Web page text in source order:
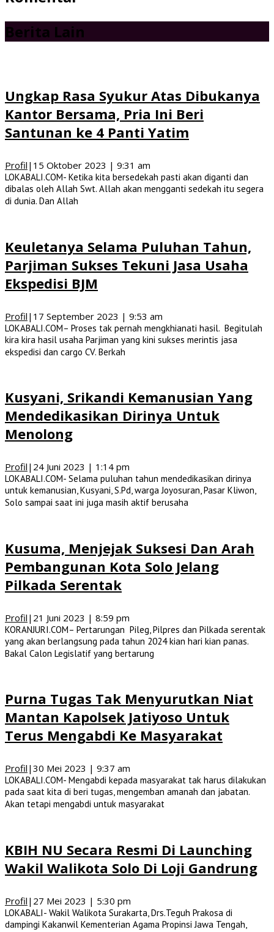
Berita Lain
Ungkap Rasa Syukur Atas Dibukanya
Kantor Bersama, Pria Ini Beri
Santunan ke 4 Panti Yatim
Profil | 15 Oktober 2023 | 9:31 am
LOKABALI.COM- Ketika kita bersedekah pasti akan diganti dan
dibalas oleh Allah Swt. Allah akan mengganti sedekah itu segera
di dunia. Dan Allah
Keuletanya Selama Puluhan Tahun,
Parjiman Sukses Tekuni Jasa Usaha
Ekspedisi BJM
Profil | 17 September 2023 | 9:53 am
LOKABALI.COM– Proses tak pernah mengkhianati hasil. Begitulah
kira kira hasil usaha Parjiman yang kini sukses merintis jasa
ekspedisi dan cargo CV. Berkah
Kusyani, Srikandi Kemanusian Yang
Mendedikasikan Dirinya Untuk
Menolong
Profil | 24 Juni 2023 | 1:14 pm
LOKABALI.COM- Selama puluhan tahun mendedikasikan dirinya
untuk kemanusian, Kusyani, S.Pd, warga Joyosuran, Pasar Kliwon,
Solo sampai saat ini juga masih aktif berusaha
Kusuma, Menjejak Suksesi Dan Arah
Pembangunan Kota Solo Jelang
Pilkada Serentak
Profil | 21 Juni 2023 | 8:59 pm
KORANJURI.COM– Pertarungan Pileg, Pilpres dan Pilkada serentak
yang akan berlangsung pada tahun 2024 kian hari kian panas.
Bakal Calon Legislatif yang bertarung
Purna Tugas Tak Menyurutkan Niat
Mantan Kapolsek Jatiyoso Untuk
Terus Mengabdi Ke Masyarakat
Profil | 30 Mei 2023 | 9:37 am
LOKABALI.COM- Mengabdi kepada masyarakat tak harus dilakukan
pada saat kita di beri tugas, mengemban amanah dan jabatan.
Akan tetapi mengabdi untuk masyarakat
KBIH NU Secara Resmi Di Launching
Wakil Walikota Solo Di Loji Gandrung
Profil | 27 Mei 2023 | 5:30 pm
LOKABALI- Wakil Walikota Surakarta, Drs.Teguh Prakosa di
dampingi Kakanwil Kementerian Agama Propinsi Jawa Tengah,